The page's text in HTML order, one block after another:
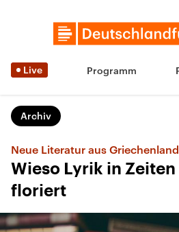
Live Programm
Archiv
Neue Literatur aus Griechenland
Wieso Lyrik in
floriert